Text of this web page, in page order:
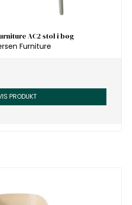
AC2 stol i bøg
Furniture
PRODUKT